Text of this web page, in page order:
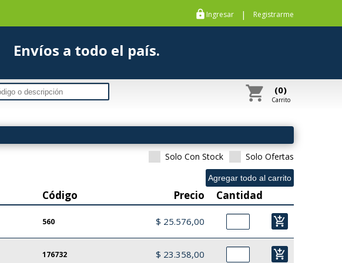
https Ingresar | Registrarme
Envíos a todo el país.
shopping_cart (0)
Carrito
Solo Con Stock
Solo Ofertas
Código Precio Cantidad
560 $ 25.576,00 add_shopping_cart
176732 $ 23.358,00 add_shopping_cart